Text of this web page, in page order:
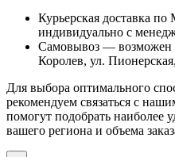
Курьерская доставка
индивидуально с
Самовывоз — возможен
Королев, ул.
Для выбора оптимального
рекомендуем связаться с
помогут подобрать наиболее
вашего региона и объема